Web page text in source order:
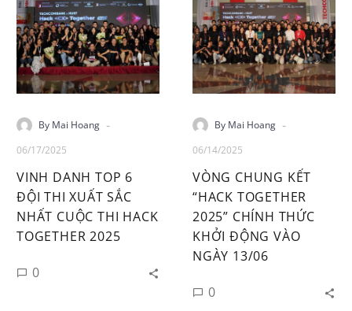
By Mai Hoang -
06/17/2025
VINH DANH TOP 6
ĐỘI THI XUẤT SẮC
NHẤT CUỘC THI HACK
TOGETHER 2025
0
By Mai Hoang -
06/14/2025
VÒNG CHUNG KẾT
“HACK TOGETHER
2025” CHÍNH THỨC
KHỞI ĐỘNG VÀO
NGÀY 13/06
0